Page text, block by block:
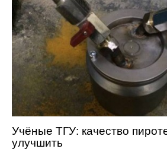
Учёные ТГУ: качество
улучшить